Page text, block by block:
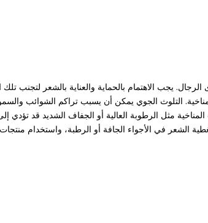
يجب الاهتمام بالحماية والعناية بالشعر لتجنب تلك
التلوث الجوي يمكن أن يسبب تراكم الشوائب
مثل الرطوبة العالية أو الجفاف الشديد قد تؤدي
في الأجواء الجافة أو الرطبة، واستخدام منتجات